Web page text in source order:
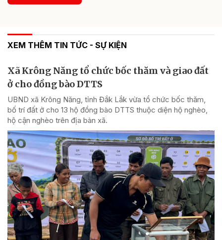
XEM THÊM TIN TỨC - SỰ KIỆN
Xã Krông Năng tổ chức bốc thăm và giao đất
ở cho đồng bào DTTS
UBND xã Krông Năng, tỉnh Đắk Lắk vừa tổ chức bốc thăm,
bố trí đất ở cho 13 hộ đồng bào DTTS thuộc diện hộ nghèo,
hộ cận nghèo trên địa bàn xã.